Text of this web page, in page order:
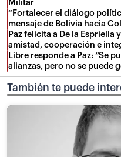
Militar
“Fortalecer el diálogo
mensaje de Bolivia hacia
Paz felicita a De la
amistad, cooperación e
Libre responde a Paz: “Se
alianzas, pero no se puede
También te puede